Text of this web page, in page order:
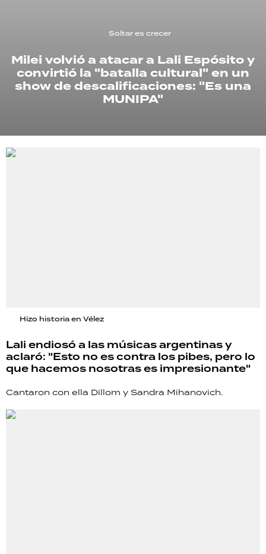
Soltar es crecer
Milei volvió a atacar a Lali Espósito y
convirtió la "batalla cultural" en un
show de descalificaciones: "Es una
MUNIPA"
Hizo historia en Vélez
Lali endiosó a las músicas argentinas y
aclaró: "Esto no es contra los pibes, pero lo
que hacemos nosotras es impresionante"
Cantaron con ella Dillom y Sandra Mihanovich.
RECETAS
PALABRAS